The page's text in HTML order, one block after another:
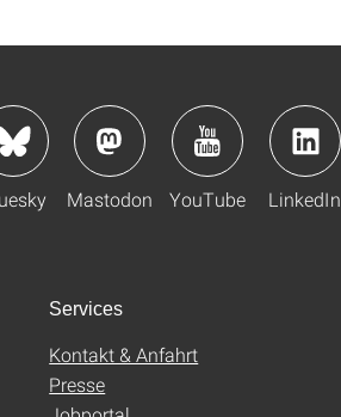
Mastodon YouTube LinkedIn
Services
Kontakt & Anfahrt
Presse